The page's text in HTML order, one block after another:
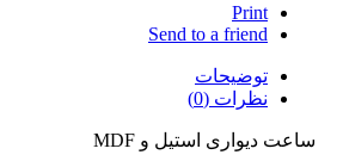
Print
Send to a friend
توضیحات
نظرات (0)
ساعت دیواری استیل و MDF